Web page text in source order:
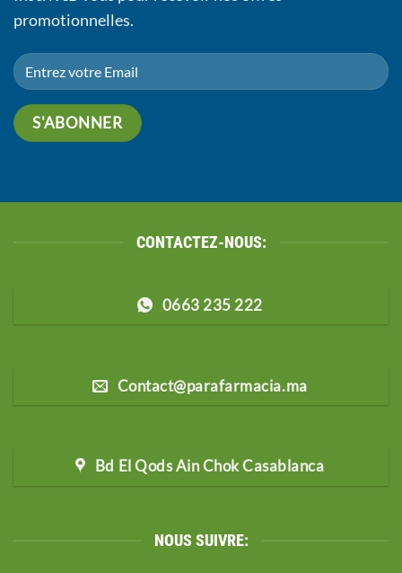
promotionnelles.
CONTACTEZ-NOUS:
0663 235 222
Contact@parafarmacia.ma
Bd El Qods Ain Chok Casablanca
NOUS SUIVRE: